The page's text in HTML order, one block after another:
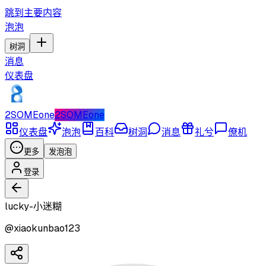
跳到主要内容
泡泡
树洞
消息
仪表盘
2SOMEone2SOMEone
仪表盘
泡泡 百科 树洞 消息 礼兮 僚机
更多 发泡泡
登录
lucky-小迷糊
@xiaokunbao123